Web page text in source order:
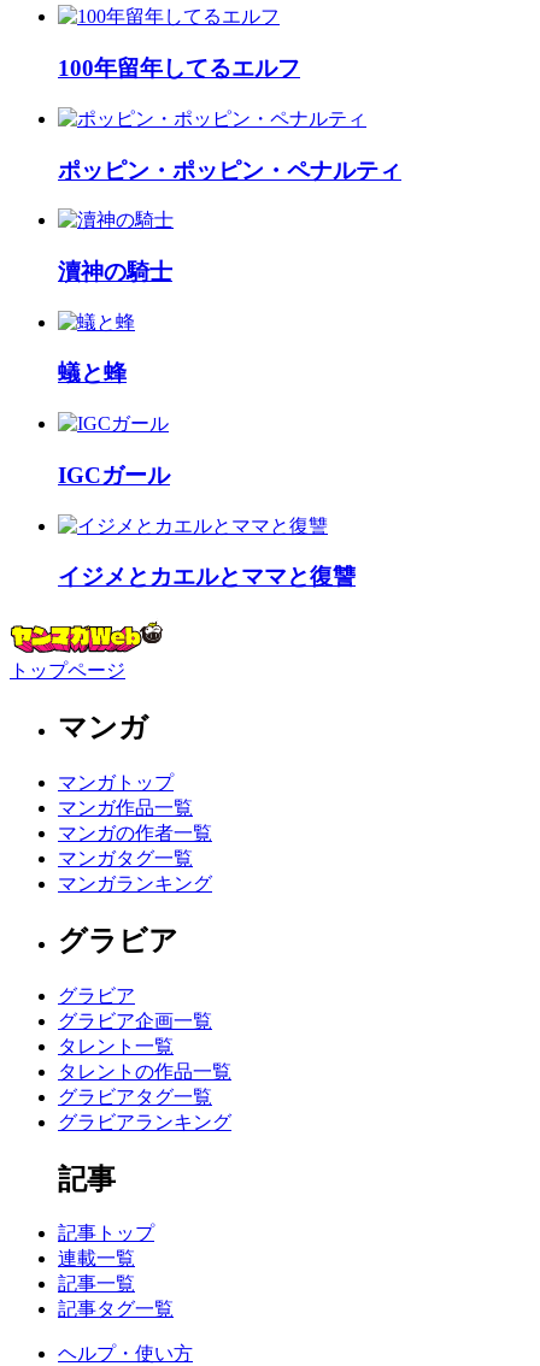
100年留年してるエルフ
ポッピン・ポッピン・ペナルティ
瀆神の騎士
蟻と蜂
IGCガール
イジメとカエルとママと復讐
トップページ
マンガ
マンガトップ
マンガ作品一覧
マンガの作者一覧
マンガタグ一覧
マンガランキング
グラビア
グラビア
グラビア企画一覧
タレント一覧
タレントの作品一覧
グラビアタグ一覧
グラビアランキング
記事
記事トップ
連載一覧
記事一覧
記事タグ一覧
ヘルプ・使い方